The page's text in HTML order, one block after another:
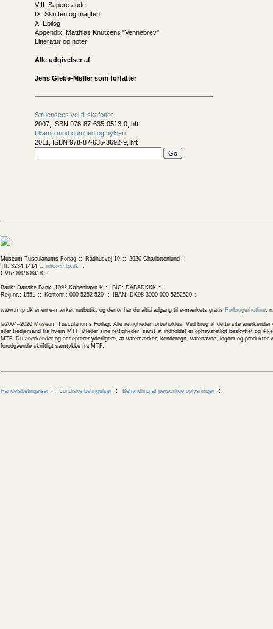
VIII. Sapere aude
IX. Skriften og magten
X. Epilog
Appendix: Matthias Knutzens "Vennebrev"
Litteratur og noter
Alle udgivelser af
Jens Glebe-Møller som forfatter
Struensees vej til skafottet
2007, ISBN 978-87-635-0513-0, hft
I kamp mod dumhed og hykleri
2011, ISBN 978-87-635-3692-9, hft
Museum Tusculanums Forlag Rådhusvej 19
2920 Charlottenlund
Tlf. 3234 1414
info@mtp.dk
CVR: 8876 8418
Bank: Danske Bank, 1092 København K
BIC: DABADKKK
Reg.nr.: 1551
Kontonr.: 000 5252 520 IBAN: DK98 3000 000 5252520
www.mtp.dk er en e-mærket netbutik, og derfor har du altid adgang til e-mærkets gratis Forbrugerhotline,
©2004–2020 Museum Tusculanums Forlag. Alle rettigheder forbeholdes. Ved brug af dette site
eller tredjemand fra hvem MTF afleder sine rettigheder, samt at indholdet er ophavsretligt beskyttet og
MTF. Du anerkender og accepterer yderligere, at varemærker, kendetegn, varenavne, logoer og
forudgående skriftligt samtykke fra MTF.
Handelsbetingelser Juridiske betingelser Behandling af personlige oplysninger